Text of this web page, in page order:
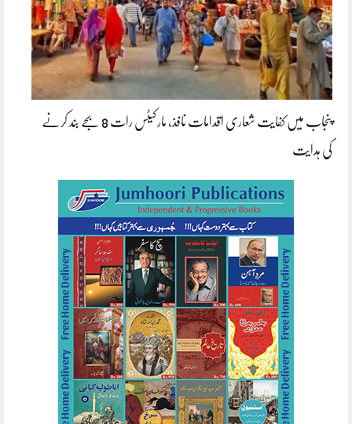
پنجاب میں کفایت شعاری اقدامات نافذ، مارکیٹس رات 8 بجے بند کرنے
کی ہدایت